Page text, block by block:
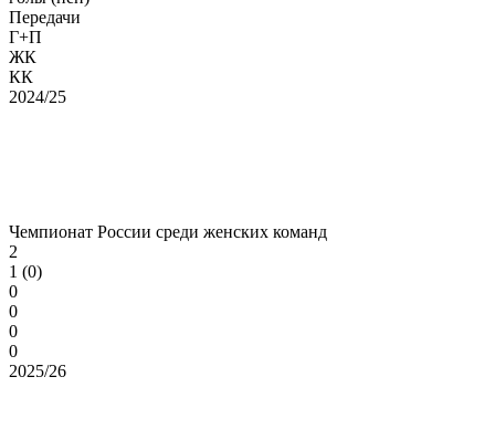
Передачи
Г+П
ЖК
КК
2024/25
Чемпионат России среди женских команд
2
1 (0)
0
0
0
0
2025/26